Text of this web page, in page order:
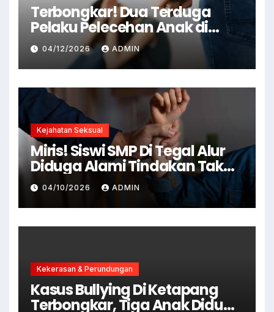
Terbongkar! Dua Terduga
Pelaku Pelecehan Anak di
Cianjur Ditangkap Polisi
04/12/2026 ADMIN
Kejahatan Seksual
Miris! Siswi SMP Di Tegal Alur
Diduga Alami Tindakan Tak
Senonoh Di Sekolah
04/10/2026 ADMIN
Kekerasan & Perundungan
Kasus Bullying Di Ketapang
Terbongkar, Tiga Anak Diduga